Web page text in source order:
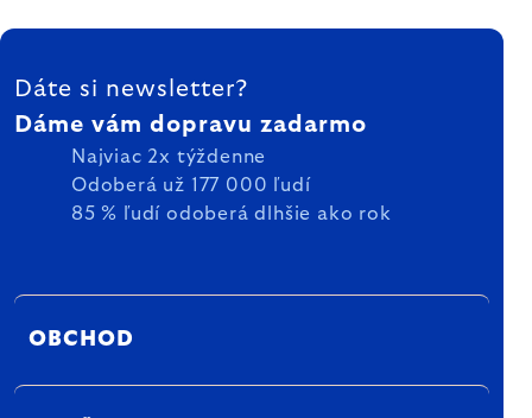
ZÁPÄTIE
Dáte si newsletter?
Dáme vám dopravu zadarmo
Najviac 2x týždenne
Odoberá už 177 000 ľudí
85 % ľudí odoberá dlhšie ako rok
OBCHOD